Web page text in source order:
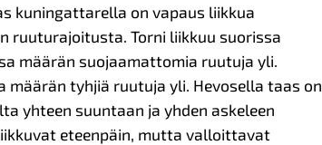
kuningattarella on vapaus liikkua
ruuturajoitusta. Torni liikkuu suorissa
määrän suojaamattomia ruutuja yli.
määrän tyhjiä ruutuja yli. Hevosella taas on
yhteen suuntaan ja yhden askeleen
eteenpäin, mutta valloittavat